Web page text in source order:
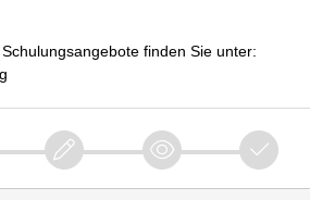
finden Sie unter: